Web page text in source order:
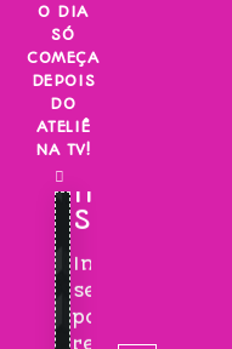
Skip
content
O DIA
SÓ
COMEÇA
DEPOIS
DO
ATELIÊ
NA TV!
INSCREVA-
SE!
Inscreva-
se
para
receber